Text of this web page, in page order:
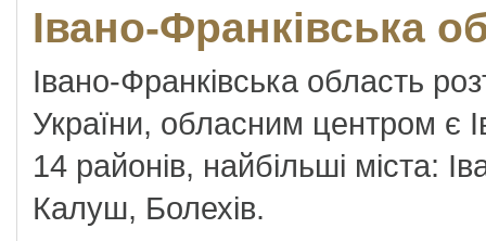
Івано-Франківська
Івано-Франківська область
України, обласним центром є
14 районів, найбільші міста:
Калуш, Болехів.